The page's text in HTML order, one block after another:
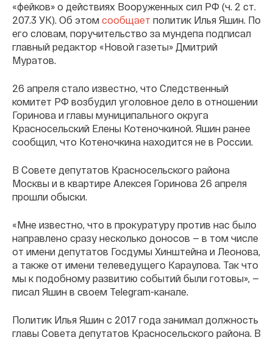
«фейков» о действиях Вооруженных сил РФ (ч. 2 ст.
207.3 УК). Об этом сообщает политик Илья Яшин. По
его словам, поручительство за мундепа подписал
главный редактор «Новой газеты» Дмитрий
Муратов.
26 апреля стало известно, что Следственный
комитет РФ возбудил уголовное дело в отношении
Горинова и главы муниципального округа
Красносельский Елены Котеночкиной. Яшин ранее
сообщил, что Котеночкина находится не в России.
В Совете депутатов Красносельского района
Москвы и в квартире Алексея Горинова 26 апреля
прошли обыски.
«Мне известно, что в прокуратуру против нас было
направлено сразу несколько доносов — в том числе
от имени депутатов Госдумы Хинштейна и Леонова,
а также от имени телеведущего Караулова. Так что
мы к подобному развитию событий были готовы», —
писал Яшин в своем Telegram-канале.
Политик Илья Яшин с 2017 года занимал должность
главы Совета депутатов Красносельского района. В